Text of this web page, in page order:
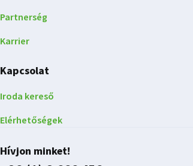
Partnerség
Karrier
Kapcsolat
Iroda kereső
Elérhetőségek
Hívjon minket!